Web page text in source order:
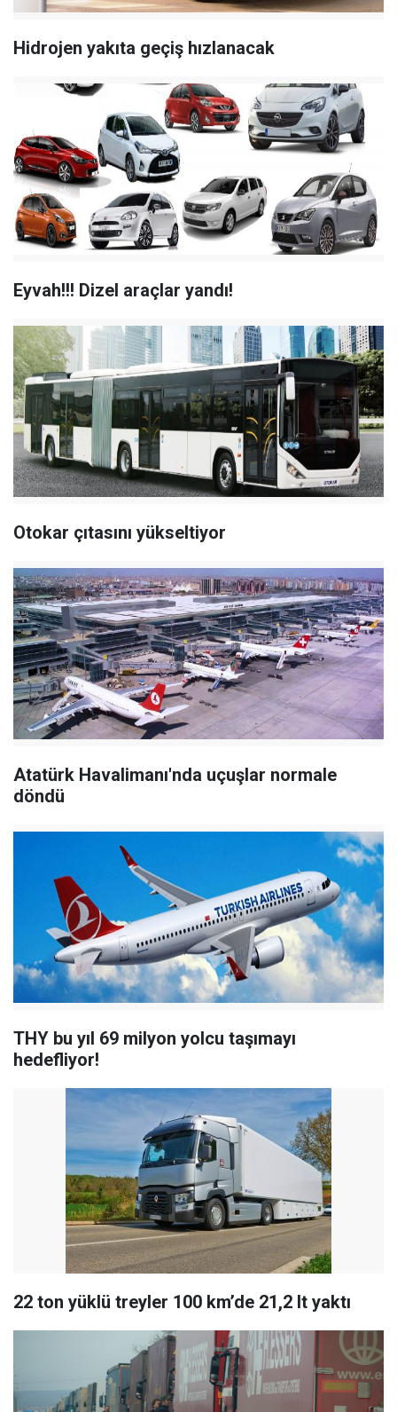
Hidrojen yakıta geçiş hızlanacak
Eyvah!!! Dizel araçlar yandı!
Otokar çıtasını yükseltiyor
Atatürk Havalimanı'nda uçuşlar normale
döndü
THY bu yıl 69 milyon yolcu taşımayı
hedefliyor!
22 ton yüklü treyler 100 km’de 21,2 lt yaktı